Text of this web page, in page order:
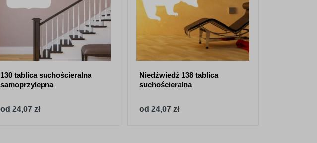
130 tablica suchościeralna
samoprzylepna
od 24,07 zł
Niedźwiedź 138 tablica
suchościeralna
od 24,07 zł